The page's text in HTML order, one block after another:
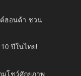
ฮอนด้า ชวน
ปีในไทย!
มโชว์ศักยภาพ